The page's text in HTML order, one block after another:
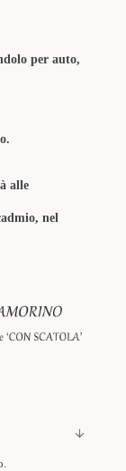
per auto,
alle
nel